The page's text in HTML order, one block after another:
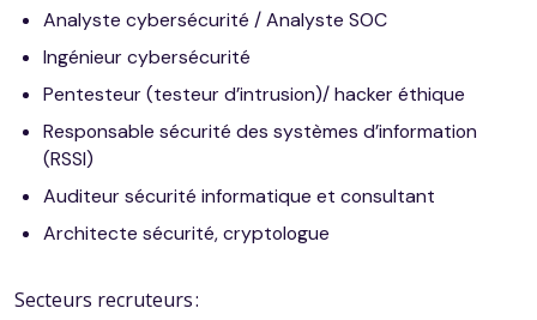
Analyste cybersécurité / Analyste SOC
Ingénieur cybersécurité
Pentesteur (testeur d’intrusion)/ hacker éthique
Responsable sécurité des systèmes d’information
(RSSI)
Auditeur sécurité informatique et consultant
Architecte sécurité, cryptologue
Secteurs recruteurs :